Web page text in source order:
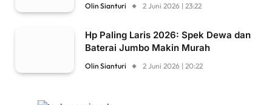
Olin Sianturi 2 Juni 2026 | 23:22
Hp Paling Laris 2026: Spek Dewa dan
Baterai Jumbo Makin Murah
Olin Sianturi 2 Juni 2026 | 20:22